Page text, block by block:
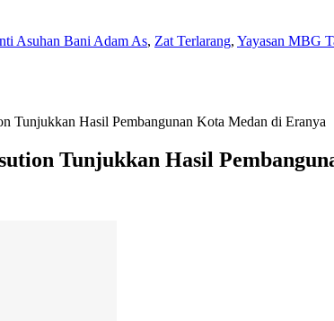
Asuhan Bani Adam As, Zat Terlarang, Yayasan MBG
Tunjukkan Hasil Pembangunan Kota Medan di Eranya
Tunjukkan Hasil